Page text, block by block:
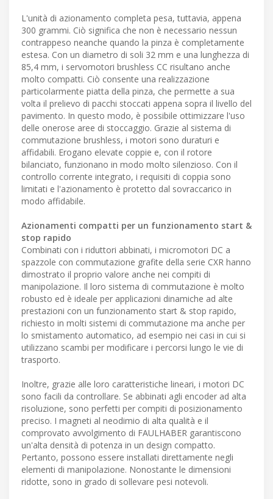
L'unità di azionamento completa pesa, tuttavia, appena
300 grammi. Ciò significa che non è necessario nessun
contrappeso neanche quando la pinza è completamente
estesa. Con un diametro di soli 32 mm e una lunghezza di
85,4 mm, i servomotori brushless CC risultano anche
molto compatti. Ciò consente una realizzazione
particolarmente piatta della pinza, che permette a sua
volta il prelievo di pacchi stoccati appena sopra il livello del
pavimento. In questo modo, è possibile ottimizzare l'uso
delle onerose aree di stoccaggio. Grazie al sistema di
commutazione brushless, i motori sono duraturi e
affidabili. Erogano elevate coppie e, con il rotore
bilanciato, funzionano in modo molto silenzioso. Con il
controllo corrente integrato, i requisiti di coppia sono
limitati e l'azionamento è protetto dal sovraccarico in
modo affidabile.
Azionamenti compatti per un funzionamento start &
stop rapido
Combinati con i riduttori abbinati, i micromotori DC a
spazzole con commutazione grafite della serie CXR hanno
dimostrato il proprio valore anche nei compiti di
manipolazione. Il loro sistema di commutazione è molto
robusto ed è ideale per applicazioni dinamiche ad alte
prestazioni con un funzionamento start & stop rapido,
richiesto in molti sistemi di commutazione ma anche per
lo smistamento automatico, ad esempio nei casi in cui si
utilizzano scambi per modificare i percorsi lungo le vie di
trasporto.
Inoltre, grazie alle loro caratteristiche lineari, i motori DC
sono facili da controllare. Se abbinati agli encoder ad alta
risoluzione, sono perfetti per compiti di posizionamento
preciso. I magneti al neodimio di alta qualità e il
comprovato avvolgimento di FAULHABER garantiscono
un'alta densità di potenza in un design compatto.
Pertanto, possono essere installati direttamente negli
elementi di manipolazione. Nonostante le dimensioni
ridotte, sono in grado di sollevare pesi notevoli.